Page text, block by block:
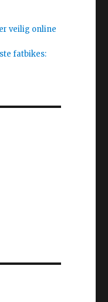
veilig online
fatbikes: